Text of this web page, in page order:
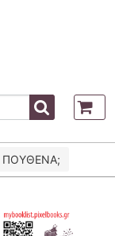
ΠΟΥΘΕΝΑ;